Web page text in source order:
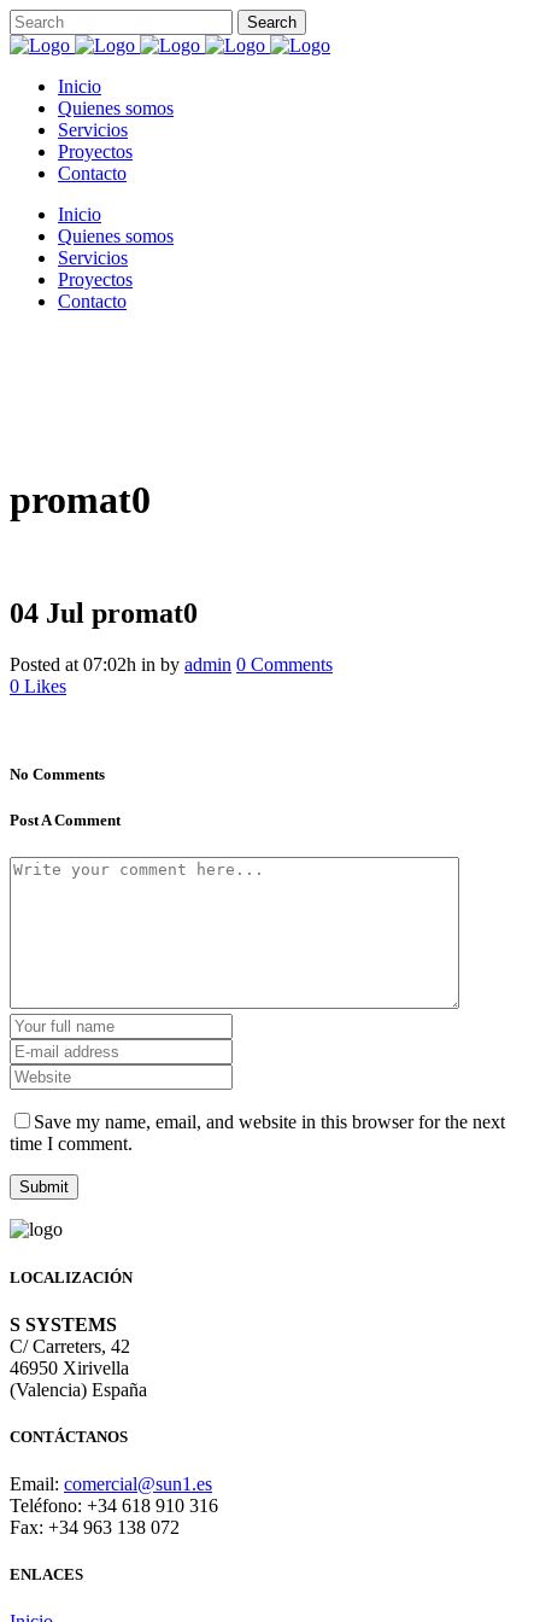
Inicio
Quienes somos
Servicios
Proyectos
Contacto
Inicio
Quienes somos
Servicios
Proyectos
Contacto
promat0
04 Jul promat0
Posted at 07:02h in by admin 0 Comments
0 Likes
No Comments
Post A Comment
Save my name, email, and website in this browser for the next
time I comment.
LOCALIZACIÓN
S SYSTEMS
C/ Carreters, 42
46950 Xirivella
(Valencia) España
CONTÁCTANOS
Email: comercial@sun1.es
Teléfono: +34 618 910 316
Fax: +34 963 138 072
ENLACES